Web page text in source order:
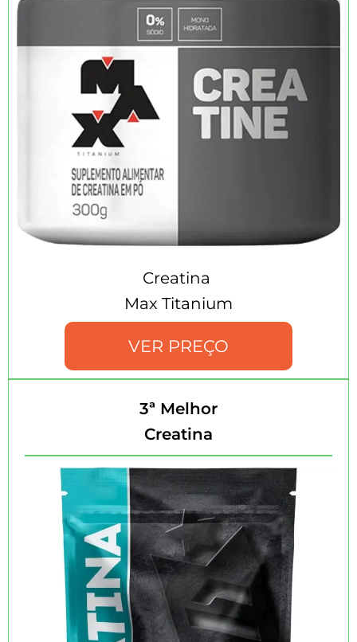
Creatina
Max Titanium
VER PREÇO
3ª Melhor
Creatina